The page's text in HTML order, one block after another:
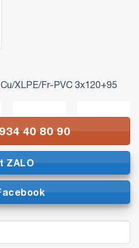
40 80 90
ZALO